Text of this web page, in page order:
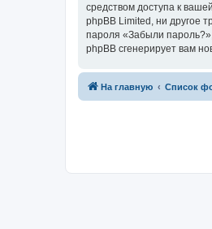
средством доступа к
phpBB Limited, ни другое
пароля «Забыли
phpBB сгенерирует вам
На главную Список